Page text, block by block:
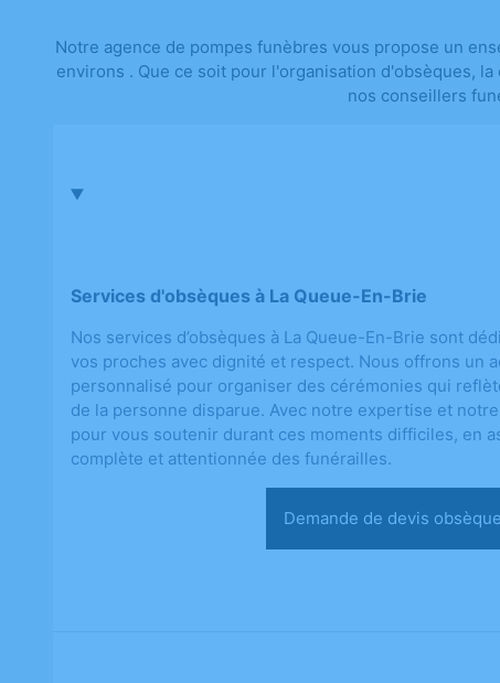
Notre agence de pompes funèbres vous propose un
environs . Que ce soit pour l'organisation d'obsèques,
nos conseillers
Services d'obsèques à La Queue-En-Brie
Nos services d’obsèques à La Queue-En-Brie sont
vos proches avec dignité et respect. Nous offrons un
personnalisé pour organiser des cérémonies qui
de la personne disparue. Avec notre expertise et
pour vous soutenir durant ces moments difficiles, en
complète et attentionnée des funérailles.
Demande de devis